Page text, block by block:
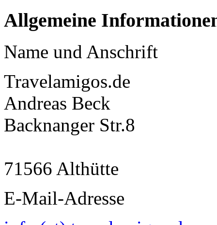
Allgemeine
Name und Anschrift
Travelamigos.de
Andreas Beck
Backnanger Str.8
71566 Althütte
E-Mail-Adresse